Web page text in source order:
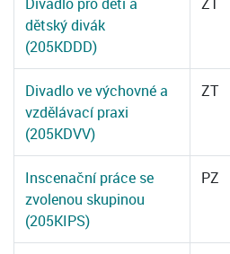
dětský divák
(205KDDD)
Divadlo ve výchovné a
vzdělávací praxi
(205KDVV)
ZT
Inscenační práce se
zvolenou skupinou
(205KIPS)
PZ